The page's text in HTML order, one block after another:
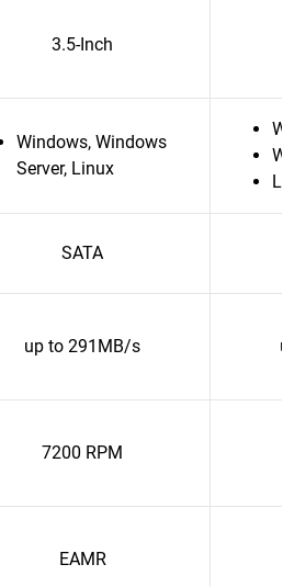
3.5-Inch
Windows, Windows
Server, Linux
SATA
up to 291MB/s
7200 RPM
EAMR